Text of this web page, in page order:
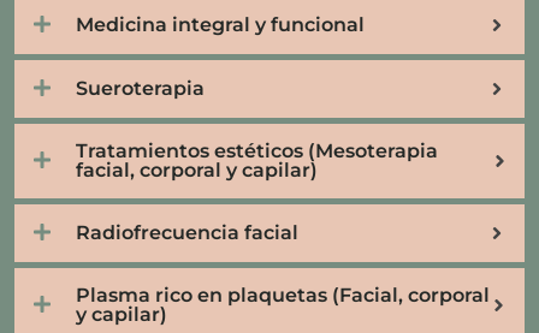
Medicina integral y funcional
Sueroterapia
Tratamientos estéticos (Mesoterapia
facial, corporal y capilar)
Radiofrecuencia facial
Plasma rico en plaquetas (Facial, corporal
y capilar)